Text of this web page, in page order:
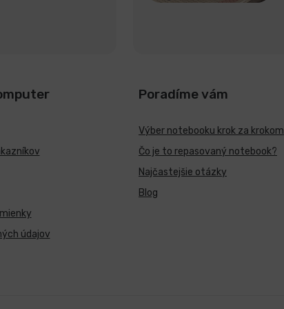
údajov
Poradíme vám
Výber notebooku krok za krokom
Čo je to repasovaný notebook?
Najčastejšie otázky
Blog